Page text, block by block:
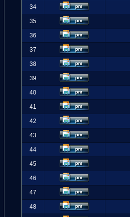
34
35
36
37
38
39
40
41
42
43
44
45
46
47
48